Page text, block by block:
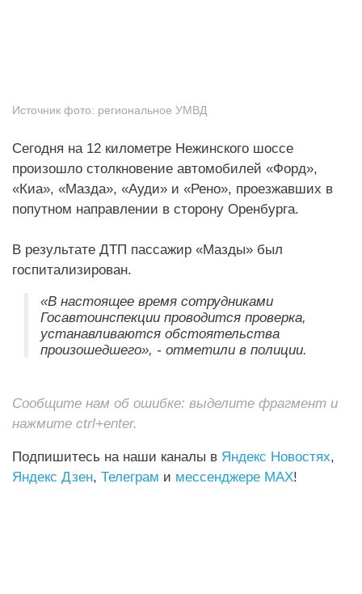
Источник фото: региональное УМВД
Сегодня на 12 километре Нежинского шоссе
произошло столкновение автомобилей «Форд»,
«Киа», «Мазда», «Ауди» и «Рено», проезжавших в
попутном направлении в сторону Оренбурга.
В результате ДТП пассажир «Мазды» был
госпитализирован.
«В настоящее время сотрудниками
Госавтоинспекции проводится проверка,
устанавливаются обстоятельства
произошедшего», - отметили в полиции.
Сообщите нам об ошибке: выделите фрагмент и
нажмите ctrl+enter.
Подпишитесь на наши каналы в Яндекс Новостях,
Яндекс Дзен, Телеграм и мессенджере MAX!